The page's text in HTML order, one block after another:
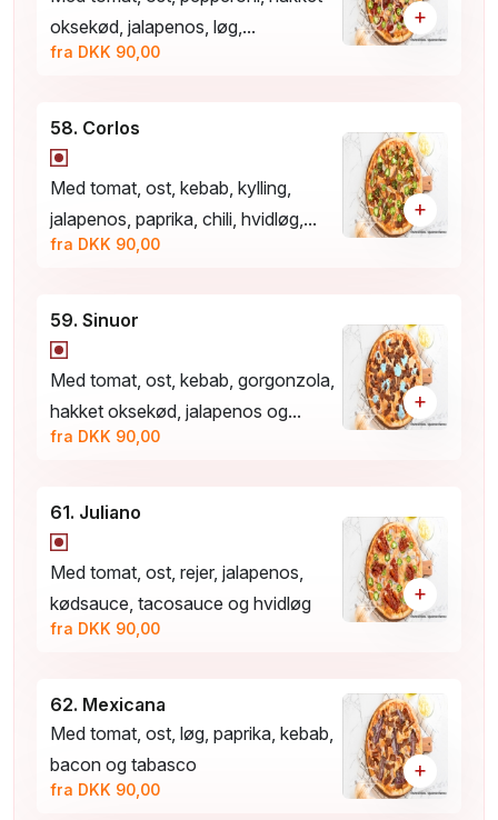
oksekød, jalapenos, løg,...
fra DKK 90,00
+
58. Corlos
Med tomat, ost, kebab, kylling,
jalapenos, paprika, chili, hvidløg,...
fra DKK 90,00
+
59. Sinuor
Med tomat, ost, kebab, gorgonzola,
hakket oksekød, jalapenos og...
fra DKK 90,00
+
61. Juliano
Med tomat, ost, rejer, jalapenos,
kødsauce, tacosauce og hvidløg
fra DKK 90,00
+
62. Mexicana
Med tomat, ost, løg, paprika, kebab,
bacon og tabasco
fra DKK 90,00
+